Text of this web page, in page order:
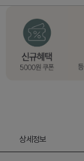
상세정보